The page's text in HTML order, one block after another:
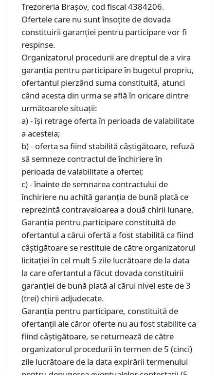
Trezoreria Brașov, cod fiscal 4384206.
Ofertele care nu sunt însoţite de dovada
constituirii garanţiei pentru participare vor fi
respinse.
Organizatorul procedurii are dreptul de a vira
garanţia pentru participare în bugetul propriu,
ofertantul pierzând suma constituită, atunci
când acesta din urma se află în oricare dintre
următoarele situaţii:
a) - îşi retrage oferta în perioada de valabilitate
a acesteia;
b) - oferta sa fiind stabilită câştigătoare, refuză
să semneze contractul de închiriere în
perioada de valabilitate a ofertei;
c) - înainte de semnarea contractului de
închiriere nu achită garanţia de bună plată ce
reprezintă contravaloarea a două chirii lunare.
Garanţia pentru participare constituită de
ofertantul a cărui ofertă a fost stabilită ca fiind
câştigătoare se restituie de către organizatorul
licitaţiei în cel mult 5 zile lucrătoare de la data
la care ofertantul a făcut dovada constituirii
garanţiei de bună plată al cărui nivel este de 3
(trei) chirii adjudecate.
Garanţia pentru participare, constituită de
ofertanţii ale căror oferte nu au fost stabilite ca
fiind câştigătoare, se returnează de către
organizatorul procedurii în termen de 5 (cinci)
zile lucrătoare de la data expirării termenului